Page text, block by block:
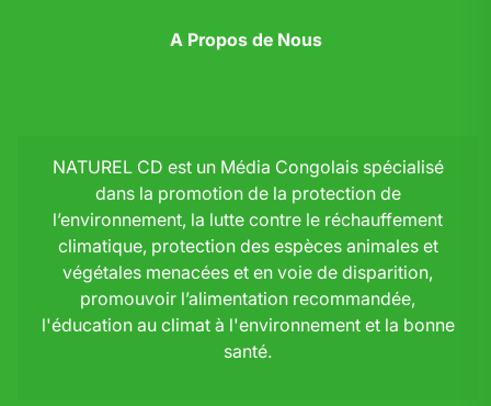
A Propos de Nous
NATUREL CD est un Média Congolais spécialisé
dans la promotion de la protection de
l’environnement, la lutte contre le réchauffement
climatique, protection des espèces animales et
végétales menacées et en voie de disparition,
promouvoir l’alimentation recommandée,
l'éducation au climat à l'environnement et la bonne
santé.